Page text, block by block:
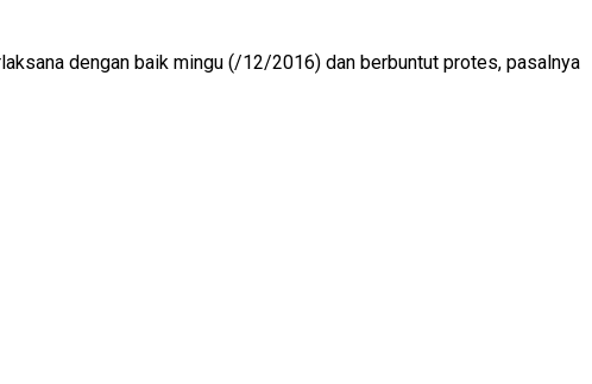
dengan baik mingu (/12/2016) dan berbuntut protes, pasalnya